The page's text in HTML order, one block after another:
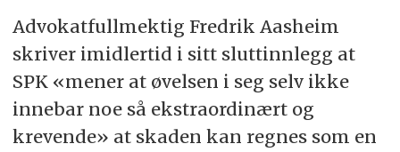
Advokatfullmektig Fredrik Aasheim
skriver imidlertid i sitt sluttinnlegg at
SPK «mener at øvelsen i seg selv ikke
innebar noe så ekstraordinært og
krevende» at skaden kan regnes som en